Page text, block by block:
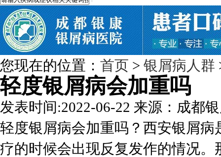
您现在的位置： 首页 > 银屑病人群
轻度银屑病会加重吗
发表时间:2022-06-22 来源：成都
轻度银屑病会加重吗？西安银屑
疗的时候会出现反复发作的情况